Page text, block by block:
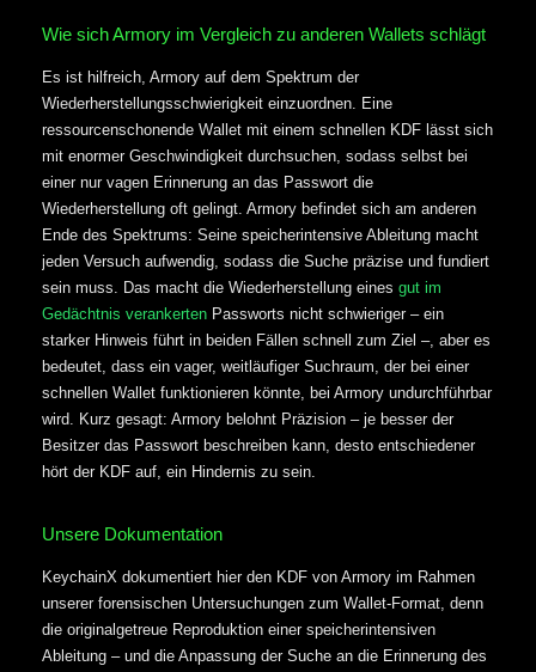
Wie sich Armory im Vergleich zu anderen Wallets schlägt
Es ist hilfreich, Armory auf dem Spektrum der
Wiederherstellungsschwierigkeit einzuordnen. Eine
ressourcenschonende Wallet mit einem schnellen KDF lässt sich
mit enormer Geschwindigkeit durchsuchen, sodass selbst bei
einer nur vagen Erinnerung an das Passwort die
Wiederherstellung oft gelingt. Armory befindet sich am anderen
Ende des Spektrums: Seine speicherintensive Ableitung macht
jeden Versuch aufwendig, sodass die Suche präzise und fundiert
sein muss. Das macht die Wiederherstellung eines gut im
Gedächtnis verankerten Passworts nicht schwieriger – ein
starker Hinweis führt in beiden Fällen schnell zum Ziel –, aber es
bedeutet, dass ein vager, weitläufiger Suchraum, der bei einer
schnellen Wallet funktionieren könnte, bei Armory undurchführbar
wird. Kurz gesagt: Armory belohnt Präzision – je besser der
Besitzer das Passwort beschreiben kann, desto entschiedener
hört der KDF auf, ein Hindernis zu sein.
Unsere Dokumentation
KeychainX dokumentiert hier den KDF von Armory im Rahmen
unserer forensischen Untersuchungen zum Wallet-Format, denn
die originalgetreue Reproduktion einer speicherintensiven
Ableitung – und die Anpassung der Suche an die Erinnerung des